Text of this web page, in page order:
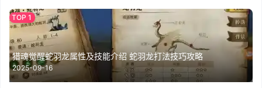
猎魂觉醒蛇羽龙属性及技能介绍 蛇羽龙打法技巧攻略
2025-09-16